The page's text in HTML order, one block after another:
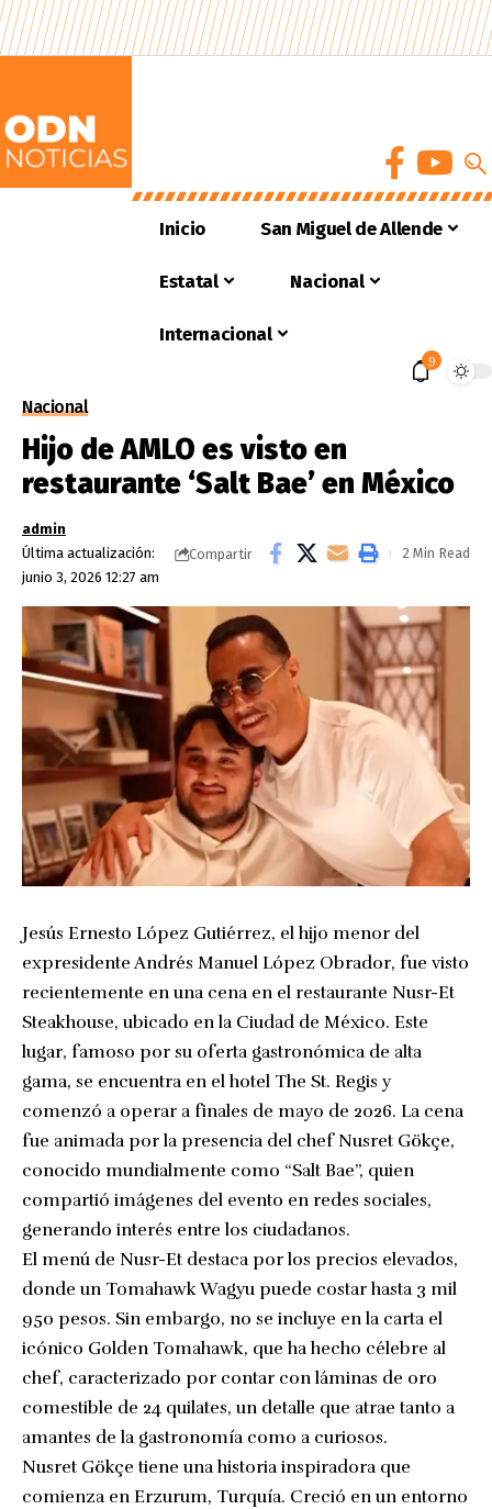
Inicio San Miguel de Allende
Estatal Nacional
Internacional
9
Nacional
Hijo de AMLO es visto en
restaurante ‘Salt Bae’ en México
Última actualización:
junio 3, 2026 12:27 am
admin
Compartir
2 Min Read
Jesús Ernesto López Gutiérrez, el hijo menor del
expresidente Andrés Manuel López Obrador, fue visto
recientemente en una cena en el restaurante Nusr-Et
Steakhouse, ubicado en la Ciudad de México. Este
lugar, famoso por su oferta gastronómica de alta
gama, se encuentra en el hotel The St. Regis y
comenzó a operar a finales de mayo de 2026. La cena
fue animada por la presencia del chef Nusret Gökçe,
conocido mundialmente como “Salt Bae”, quien
compartió imágenes del evento en redes sociales,
generando interés entre los ciudadanos.
El menú de Nusr-Et destaca por los precios elevados,
donde un Tomahawk Wagyu puede costar hasta 3 mil
950 pesos. Sin embargo, no se incluye en la carta el
icónico Golden Tomahawk, que ha hecho célebre al
chef, caracterizado por contar con láminas de oro
comestible de 24 quilates, un detalle que atrae tanto a
amantes de la gastronomía como a curiosos.
Nusret Gökçe tiene una historia inspiradora que
comienza en Erzurum, Turquía. Creció en un entorno